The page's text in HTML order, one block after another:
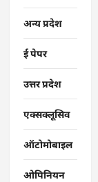
अन्य प्रदेश
ई पेपर
उत्तर प्रदेश
एक्सक्लूसिव
ऑटोमोबाइल
ओपिनियन